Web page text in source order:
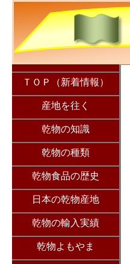
ＴＯＰ（新着情報）
産地を往く
乾物の知識
乾物の種類
乾物食品の歴史
日本の乾物産地
乾物の輸入実績
乾物よもやま